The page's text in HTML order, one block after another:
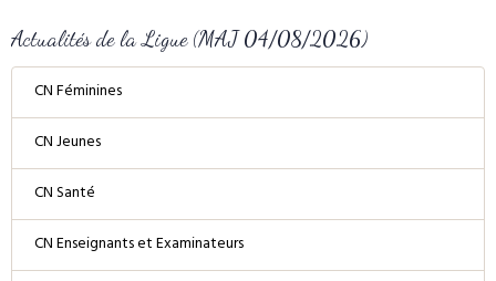
Actualités de la Ligue (MAJ 04/08/2026)
CN Féminines
CN Jeunes
CN Santé
CN Enseignants et Examinateurs